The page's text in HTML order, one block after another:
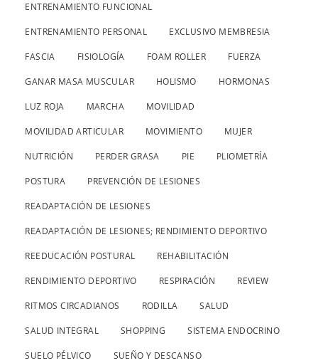
ENTRENAMIENTO FUNCIONAL
ENTRENAMIENTO PERSONAL EXCLUSIVO MEMBRESIA
FASCIA FISIOLOGÍA FOAM ROLLER FUERZA
GANAR MASA MUSCULAR HOLISMO HORMONAS
LUZ ROJA MARCHA MOVILIDAD
MOVILIDAD ARTICULAR MOVIMIENTO MUJER
NUTRICIÓN PERDER GRASA PIE PLIOMETRÍA
POSTURA PREVENCIÓN DE LESIONES
READAPTACIÓN DE LESIONES
READAPTACIÓN DE LESIONES; RENDIMIENTO DEPORTIVO
REEDUCACIÓN POSTURAL REHABILITACIÓN
RENDIMIENTO DEPORTIVO RESPIRACIÓN REVIEW
RITMOS CIRCADIANOS RODILLA SALUD
SALUD INTEGRAL SHOPPING SISTEMA ENDOCRINO
SUELO PÉLVICO SUEÑO Y DESCANSO